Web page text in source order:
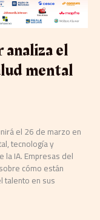
el
mental
el 26 de marzo en
tecnología y
IA. Empresas del
cómo están
talento en sus